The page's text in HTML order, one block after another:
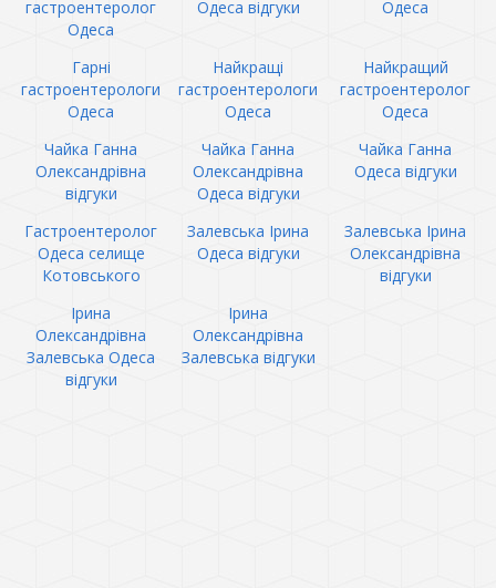
гастроентеролог
Одеса
Одеса відгуки Одеса
Гарні
гастроентерологи
Одеса
Найкращі
гастроентерологи
Одеса
Найкращий
гастроентеролог
Одеса
Чайка Ганна
Олександрівна
відгуки
Чайка Ганна
Олександрівна
Одеса відгуки
Чайка Ганна
Одеса відгуки
Гастроентеролог
Одеса селище
Котовського
Залевська Ірина
Одеса відгуки
Залевська Ірина
Олександрівна
відгуки
Ірина
Олександрівна
Залевська Одеса
відгуки
Ірина
Олександрівна
Залевська відгуки